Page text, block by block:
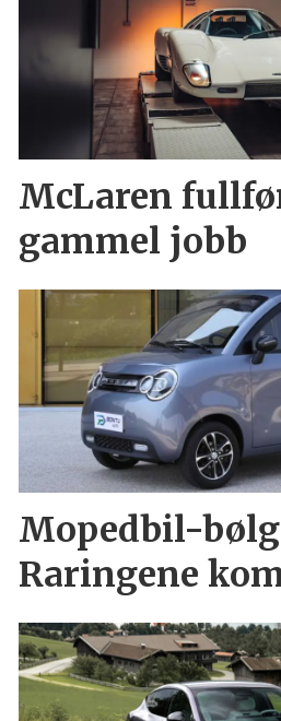
McLaren
gammel jobb
Mopedbil-
Raringene